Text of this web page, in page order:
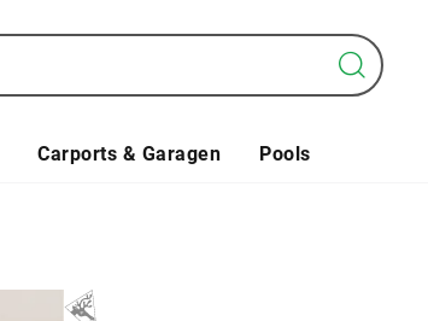
Carports & Garagen Pools